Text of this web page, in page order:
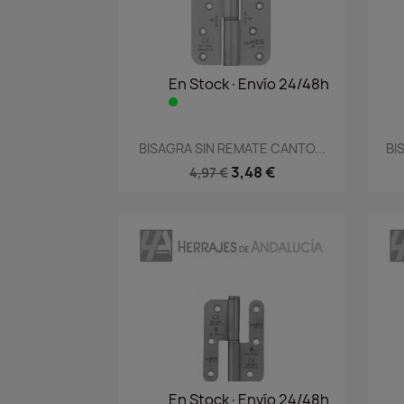
En Stock·Envío 24/48h
Vista rápida
BISAGRA SIN REMATE CANTO...
4,97 € 3,48 €
En Stock·Envío 24/48h